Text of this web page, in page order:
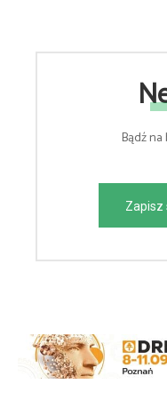
Bądź na
Zapisz